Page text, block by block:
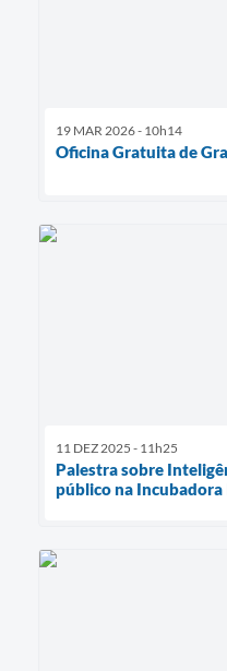
19 MAR 2026 - 10h14
Oficina Gratuita de
11 DEZ 2025 - 11h25
Palestra sobre
público na Incubadora